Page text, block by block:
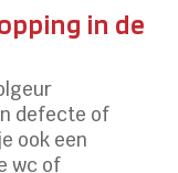
in de
defecte of
ook een
wc of